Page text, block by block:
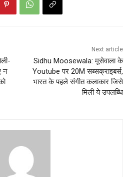
न
Next article
Sidhu Moosewala: मूसेवाला के
Youtube पर 20M सब्सक्राइबर्स,
भारत के पहले संगीत कलाकार जिसे
मिली ये उपलब्धि